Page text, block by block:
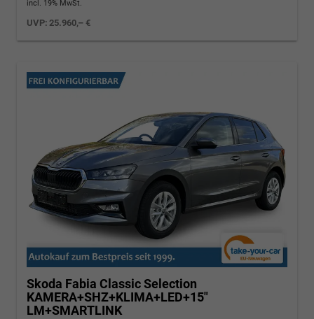
incl. 19% MwSt.
UVP:25.960,– €
Skoda Fabia Classic Selection
KAMERA+SHZ+KLIMA+LED+15"
LM+SMARTLINK